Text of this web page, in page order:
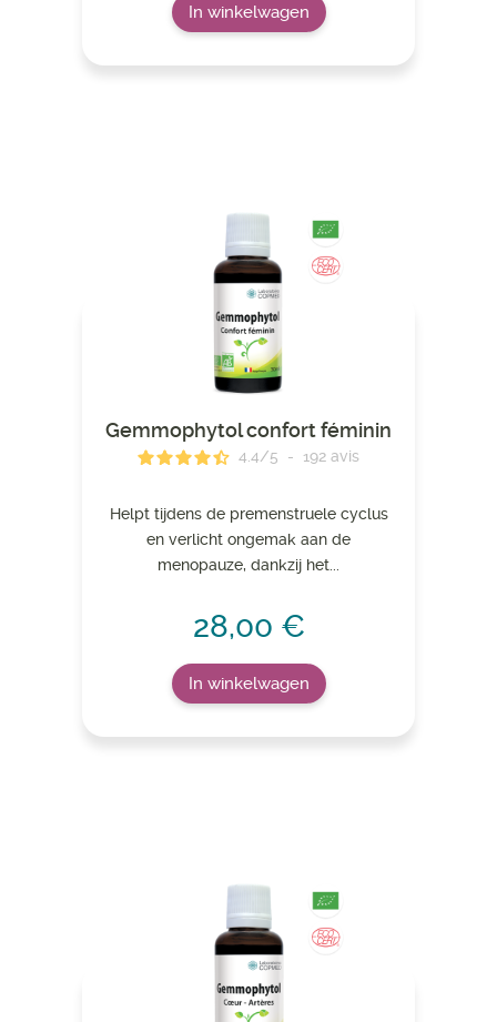
In winkelwagen
Gemmophytol confort féminin
4.4/5 - 192 avis
Helpt tijdens de premenstruele cyclus
en verlicht ongemak aan de
menopauze, dankzij het...
28,00 €
In winkelwagen